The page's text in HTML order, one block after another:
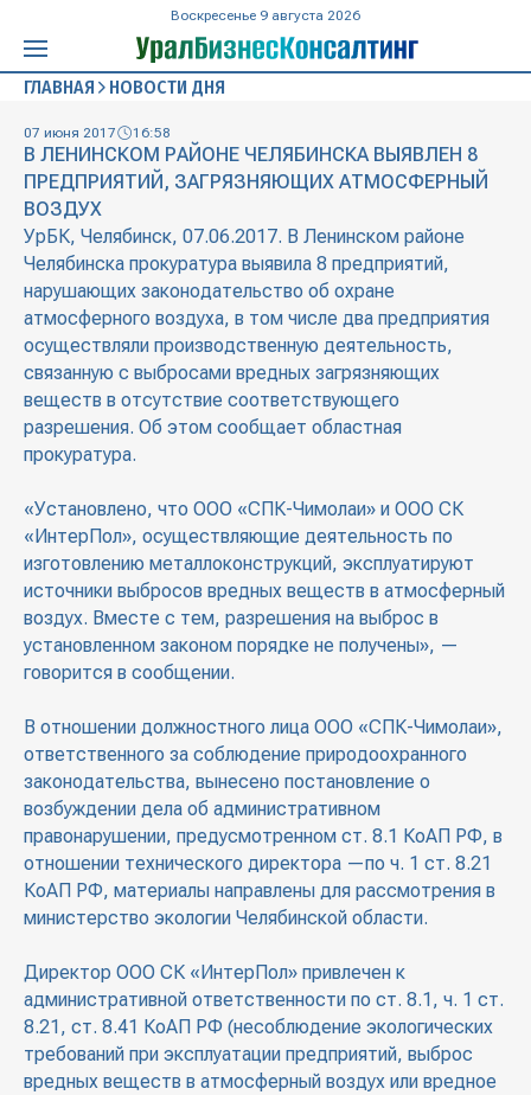
Воскресенье 9 августа 2026
ГЛАВНАЯ НОВОСТИ ДНЯ
07 июня 2017 16:58
В ЛЕНИНСКОМ РАЙОНЕ ЧЕЛЯБИНСКА ВЫЯВЛЕН 8
ПРЕДПРИЯТИЙ, ЗАГРЯЗНЯЮЩИХ АТМОСФЕРНЫЙ
ВОЗДУХ
УрБК, Челябинск, 07.06.2017. В Ленинском районе
Челябинска прокуратура выявила 8 предприятий,
нарушающих законодательство об охране
атмосферного воздуха, в том числе два предприятия
осуществляли производственную деятельность,
связанную с выбросами вредных загрязняющих
веществ в отсутствие соответствующего
разрешения. Об этом сообщает областная
прокуратура.
«Установлено, что ООО «СПК-Чимолаи» и ООО СК
«ИнтерПол», осуществляющие деятельность по
изготовлению металлоконструкций, эксплуатируют
источники выбросов вредных веществ в атмосферный
воздух. Вместе с тем, разрешения на выброс в
установленном законом порядке не получены», —
говорится в сообщении.
В отношении должностного лица ООО «СПК-Чимолаи»,
ответственного за соблюдение природоохранного
законодательства, вынесено постановление о
возбуждении дела об административном
правонарушении, предусмотренном ст. 8.1 КоАП РФ, в
отношении технического директора —по ч. 1 ст. 8.21
КоАП РФ, материалы направлены для рассмотрения в
министерство экологии Челябинской области.
Директор ООО СК «ИнтерПол» привлечен к
административной ответственности по ст. 8.1, ч. 1 ст.
8.21, ст. 8.41 КоАП РФ (несоблюдение экологических
требований при эксплуатации предприятий, выброс
вредных веществ в атмосферный воздух или вредное